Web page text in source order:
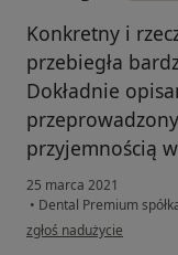
Konkretny i
przebiegła
Dokładnie
przyjemnością
25 marca 2021
• Dental Premium
w opinii użytkownika
zgłoś nadużycie